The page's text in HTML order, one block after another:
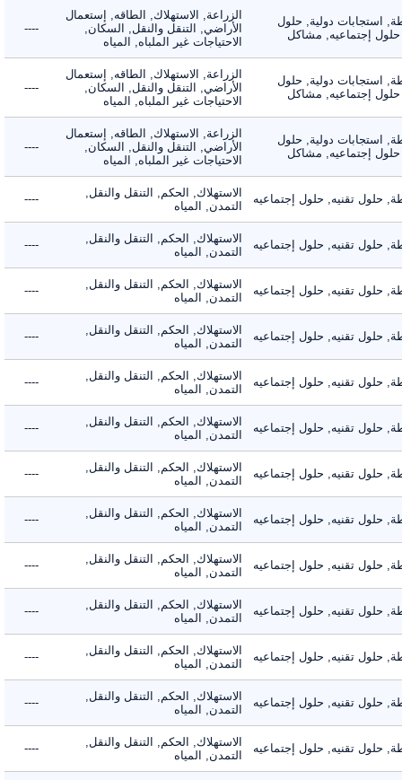
استجابات دولية, حلول
إجتماعيه, مشاكل
الزراعة, الاستهلاك, الطاقه, إستعمال
الأراضي, التنقل والنقل, السكان,
الاحتياجات غير الملباه, المياه
----
استجابات دولية, حلول
إجتماعيه, مشاكل
الزراعة, الاستهلاك, الطاقه, إستعمال
الأراضي, التنقل والنقل, السكان,
الاحتياجات غير الملباه, المياه
----
استجابات دولية, حلول
إجتماعيه, مشاكل
الزراعة, الاستهلاك, الطاقه, إستعمال
الأراضي, التنقل والنقل, السكان,
الاحتياجات غير الملباه, المياه
----
حلول تقنيه, حلول إجتماعيه
الاستهلاك, الحكم, التنقل والنقل,
التمدن, المياه
----
حلول تقنيه, حلول إجتماعيه
الاستهلاك, الحكم, التنقل والنقل,
التمدن, المياه
----
حلول تقنيه, حلول إجتماعيه
الاستهلاك, الحكم, التنقل والنقل,
التمدن, المياه
----
حلول تقنيه, حلول إجتماعيه
الاستهلاك, الحكم, التنقل والنقل,
التمدن, المياه
----
حلول تقنيه, حلول إجتماعيه
الاستهلاك, الحكم, التنقل والنقل,
التمدن, المياه
----
حلول تقنيه, حلول إجتماعيه
الاستهلاك, الحكم, التنقل والنقل,
التمدن, المياه
----
حلول تقنيه, حلول إجتماعيه
الاستهلاك, الحكم, التنقل والنقل,
التمدن, المياه
----
حلول تقنيه, حلول إجتماعيه
الاستهلاك, الحكم, التنقل والنقل,
التمدن, المياه
----
حلول تقنيه, حلول إجتماعيه
الاستهلاك, الحكم, التنقل والنقل,
التمدن, المياه
----
حلول تقنيه, حلول إجتماعيه
الاستهلاك, الحكم, التنقل والنقل,
التمدن, المياه
----
حلول تقنيه, حلول إجتماعيه
الاستهلاك, الحكم, التنقل والنقل,
التمدن, المياه
----
حلول تقنيه, حلول إجتماعيه
الاستهلاك, الحكم, التنقل والنقل,
التمدن, المياه
----
حلول تقنيه, حلول إجتماعيه
الاستهلاك, الحكم, التنقل والنقل,
التمدن, المياه
----